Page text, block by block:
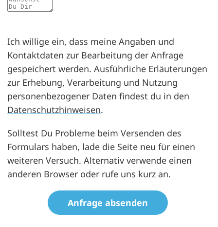
Ich willige ein, dass meine Angaben und
Kontaktdaten zur Bearbeitung der Anfrage
gespeichert werden. Ausführliche Erläuterungen
zur Erhebung, Verarbeitung und Nutzung
personenbezogener Daten findest du in den
Datenschutzhinweisen.
Solltest Du Probleme beim Versenden des
Formulars haben, lade die Seite neu für einen
weiteren Versuch. Alternativ verwende einen
anderen Browser oder rufe uns kurz an.